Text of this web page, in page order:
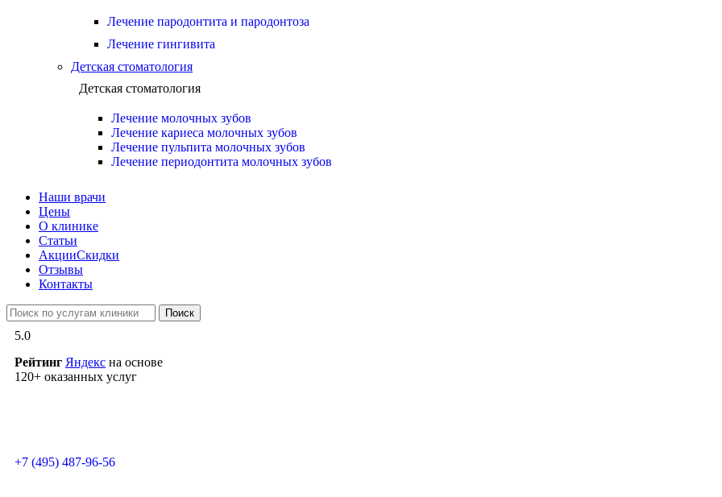
Лечение пародонтита и пародонтоза
Лечение гингивита
Детская стоматология
Детская стоматология
Лечение молочных зубов
Лечение кариеса молочных зубов
Лечение пульпита молочных зубов
Лечение периодонтита молочных зубов
Наши врачи
Цены
О клинике
Статьи
АкцииСкидки
Отзывы
Контакты
Поиск
5.0
Рейтинг Яндекс на основе
120+ оказанных услуг
+7 (495) 487-96-56